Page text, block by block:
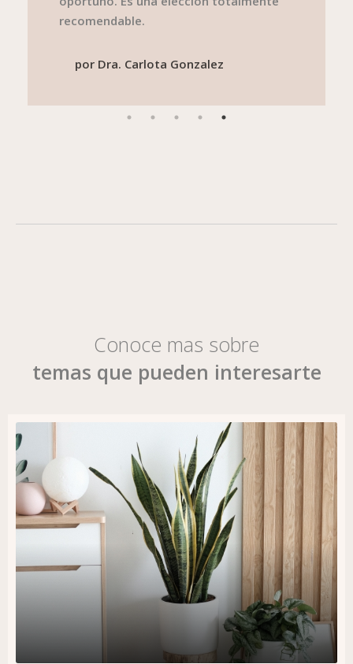
recomendable.
por Dra. Carlota Gonzalez
Conoce mas sobre
temas que pueden interesarte